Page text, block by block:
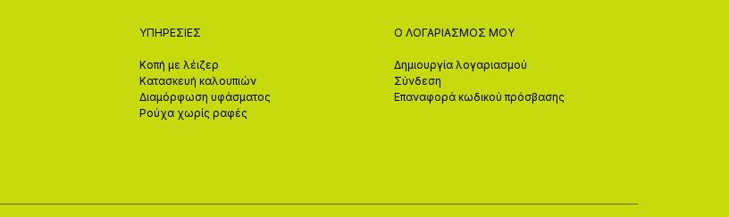
ΥΠΗΡΕΣΊΕΣ
Κοπή με λέιζερ
Κατασκευή καλουπιών
Διαμόρφωση υφάσματος
Ρούχα χωρίς ραφές
Ο ΛΟΓΑΡΙΑΣΜΌΣ ΜΟΥ
Δημιουργία λογαριασμού
Σύνδεση
Επαναφορά κωδικού πρόσβασης